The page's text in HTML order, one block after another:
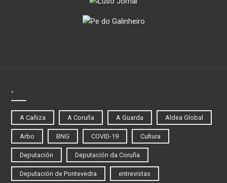
.
A Cañiza A Coruña A Guarda Aldea Global
Arbo BNG COVID-19 Cultura
Deputación Deputación da Coruña
Deputación de Pontevedra entrevistas